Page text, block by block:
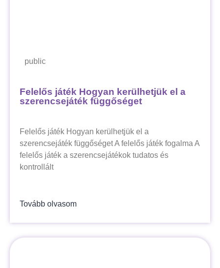
public
Felelős játék Hogyan kerülhetjük el a
szerencsejáték függőséget
Felelős játék Hogyan kerülhetjük el a
szerencsejáték függőséget A felelős játék fogalma A
felelős játék a szerencsejátékok tudatos és
kontrollált
Tovább olvasom